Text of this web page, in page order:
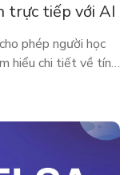
trực tiếp với AI
phép người học
hiểu chi tiết về tính